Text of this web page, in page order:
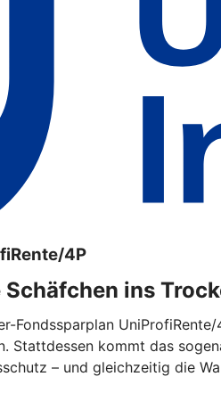
4P
ins
Fondssparplan
Stattdessen kommt das
– und gleichzeitig die